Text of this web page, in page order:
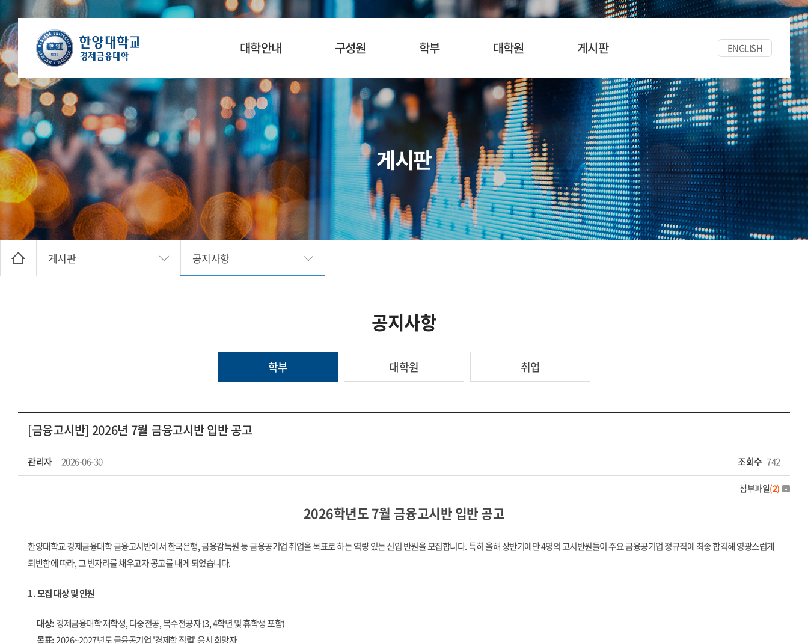
대학안내
학장 인사말
연혁
공간소개
찾아오시는길
구성원
교수
명예교수
겸임/초빙교수
행정팀 직원
학부
입학안내
교육목표
교육과정
관심과목검색
장학안내
SURF
학생활동
대학원
입학안내
교육목표
교육과정
관심과목검색
장학제도
BK21
게시판
공지사항
세미나/워크숍
한양경금뉴스
자료실
ENGLISH
게시판
게시판 공지사항
공지사항
학부 대학원 취업
[금융고시반] 2026년 7월 금융고시반 입반 공고
관리자 2026-06-30 조회수 742
첨부파일(2)
2026학년도7월 금융고시반 입반 공고
한양대학교 경제금융대학 금융고시반에서 한국은행,금융감독원 등 금융공기업 취업을 목표로 하는 역량 있는 신입 반원을 모집합니다.특히 올해 상반기에만4명의 고시반원들이 주요 금융공기업 정규직에 최종 합격해 영광스럽게
퇴반함에 따라,그 빈자리를 채우고자 공고를 내게 되었습니다.
1.모집 대상 및 인원
대상:경제금융대학 재학생,다중전공,복수전공자(3, 4학년 및 휴학생 포함)
목표:2026~2027년도 금융공기업'경제학 직렬'응시 희망자